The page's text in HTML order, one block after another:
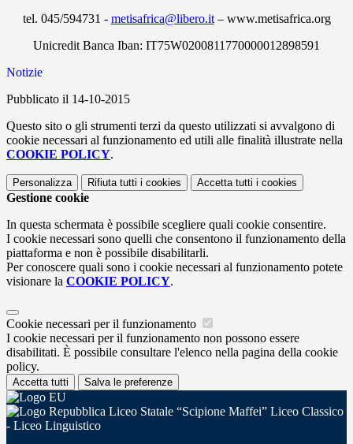
tel. 045/594731 - metisafrica@libero.it– www.metisafrica.org
Unicredit Banca Iban: IT75W0200811770000012898591
Notizie
Pubblicato il 14-10-2015
Questo sito o gli strumenti terzi da questo utilizzati si avvalgono di
cookie necessari al funzionamento ed utili alle finalità illustrate nella
COOKIE POLICY.
Personalizza Rifiuta tutti i cookies Accetta tutti i cookies
Gestione cookie
In questa schermata è possibile scegliere quali cookie consentire.
I cookie necessari sono quelli che consentono il funzionamento della
piattaforma e non è possibile disabilitarli.
Per conoscere quali sono i cookie necessari al funzionamento potete
visionare la COOKIE POLICY.
Cookie necessari per il funzionamento
I cookie necessari per il funzionamento non possono essere
disabilitati. È possibile consultare l'elenco nella pagina della cookie
policy.
Accetta tutti Salva le preferenze
Liceo Statale “Scipione Maffei” Liceo Classico
- Liceo Linguistico